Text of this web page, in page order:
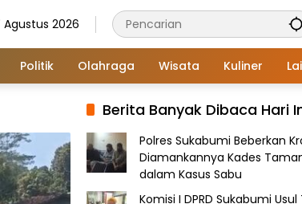
2026
Politik Olahraga Wisata Kuliner
Berita Banyak Dibaca Hari
Polres Sukabumi Beberkan
Diamankannya Kades
dalam Kasus Sabu
Komisi I DPRD Sukabumi Usul